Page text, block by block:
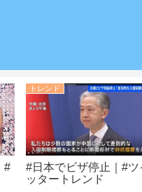
#
トレンド
#日本でビザ停止｜#ツ
ッタートレンド